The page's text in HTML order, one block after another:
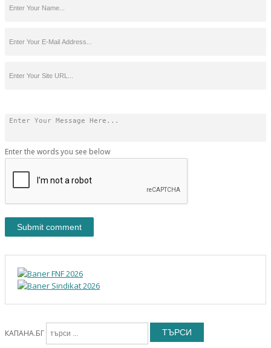
Enter the words you see below
КАПАНА.БГ ТЪРСИ